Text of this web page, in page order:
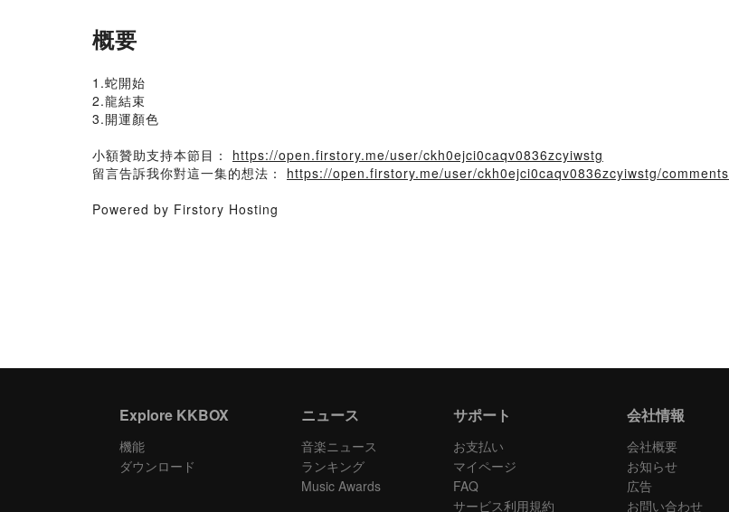
概要
1.蛇開始
2.龍結束
3.開運顏色
小額贊助支持本節目： https://open.firstory.me/user/ckh0ejci0caqv0836zcyiwstg
留言告訴我你對這一集的想法： https://open.firstory.me/user/ckh0ejci0caqv0836zcyiwstg/comments
Powered by Firstory Hosting
Explore KKBOX
機能
ダウンロード
ニュース
音楽ニュース
ランキング
Music Awards
サポート
お支払い
マイページ
FAQ
サービス利用規約
会社情報
会社概要
お知らせ
広告
お問い合わせ